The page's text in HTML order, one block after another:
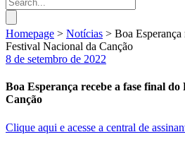
Homepage > Notícias > Boa Esperança
Festival Nacional da Canção
8 de setembro de 2022
Boa Esperança recebe a fase final
Canção
Clique aqui e acesse a central de